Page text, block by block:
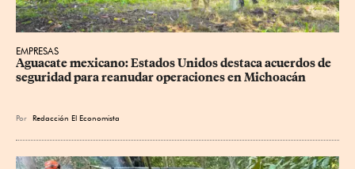
EMPRESAS
Aguacate mexicano: Estados Unidos destaca acuerdos de
seguridad para reanudar operaciones en Michoacán
Por Redacción El Economista